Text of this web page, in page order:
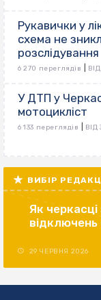
Рукавички у
схема не
розслідування
6 270 переглядів
У ДТП у
мотоцикліст
6 133 переглядів ВІД
ВИБІР
Як
відключень
29 ЧЕРВНЯ 2026